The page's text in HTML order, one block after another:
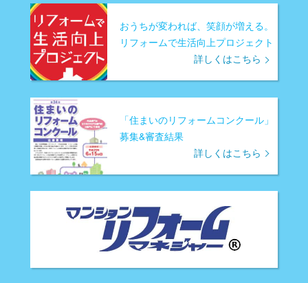
おうちが変われば、笑顔が増える。
リフォームで生活向上プロジェクト
詳しくはこちら
「住まいのリフォームコンクール」
募集&審査結果
詳しくはこちら